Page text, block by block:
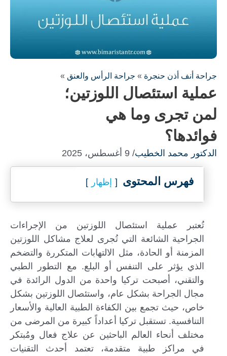
جراحة أنف أذن حنجرة » جراحة الرأس والعنق »
عملية استئصال اللوزتين؛
لمن تجرى وما هي
فوائدها؟
الدكتور محمد الخطيب/ 9 أغسطس، 2025
فهرس المحتوى إظهار
تُعتبر عملية استئصال اللوزتين من الإجراءات
الجراحية الشائعة التي تُجرى لعلاج مشاكل اللوزتين
المزمنة أو الحادة، مثل الالتهابات المتكررة والتضخم
الذي يؤثر على التنفس أو البلع. مع التطور الطبي
والتقني، أصبحت تركيا واحدة من الدول الرائدة في
مجال الجراحة بشكل عام، واستئصال اللوزتين بشكل
خاص، حيث تجمع بين الكفاءة الطبية العالية والأسعار
التنافسية. تستقبل تركيا أعداداً كبيرة من المرضى من
مختلف أنحاء العالم الباحثين عن علاج فعال ومُبتكر
في مراكز طبية متقدمة، تعتمد أحدث التقنيات